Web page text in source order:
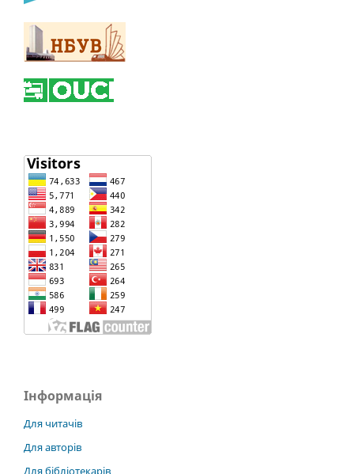
Інформація
Для читачів
Для авторів
Для бібліотекарів